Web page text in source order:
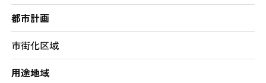
都市計画
市街化区域
用途地域